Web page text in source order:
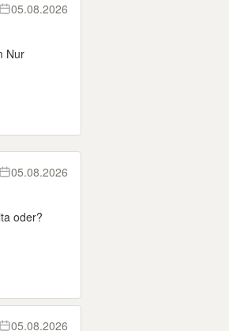
05.08.2026
Nur
05.08.2026
oder?
05.08.2026